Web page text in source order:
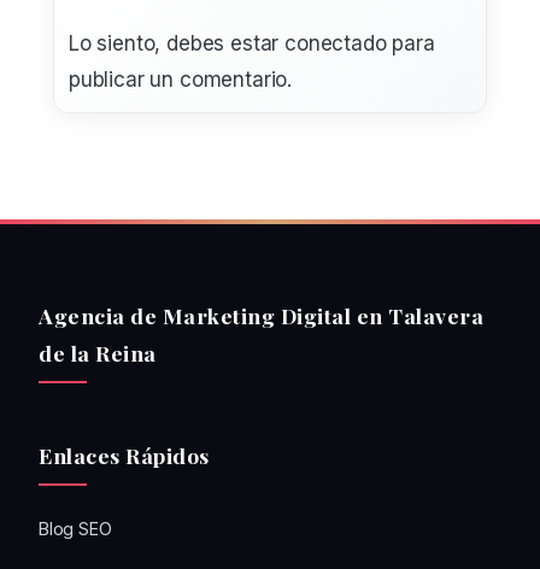
Lo siento, debes estar conectadopara
publicar un comentario.
Agencia de Marketing Digital en Talavera
de la Reina
Enlaces Rápidos
Blog SEO